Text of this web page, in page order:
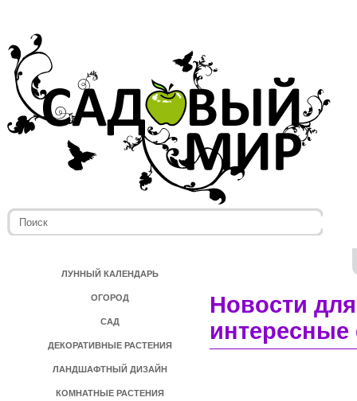
ЛУННЫЙ КАЛЕНДАРЬ
ОГОРОД
САД
ДЕКОРАТИВНЫЕ РАСТЕНИЯ
ЛАНДШАФТНЫЙ ДИЗАЙН
КОМНАТНЫЕ РАСТЕНИЯ
Новости